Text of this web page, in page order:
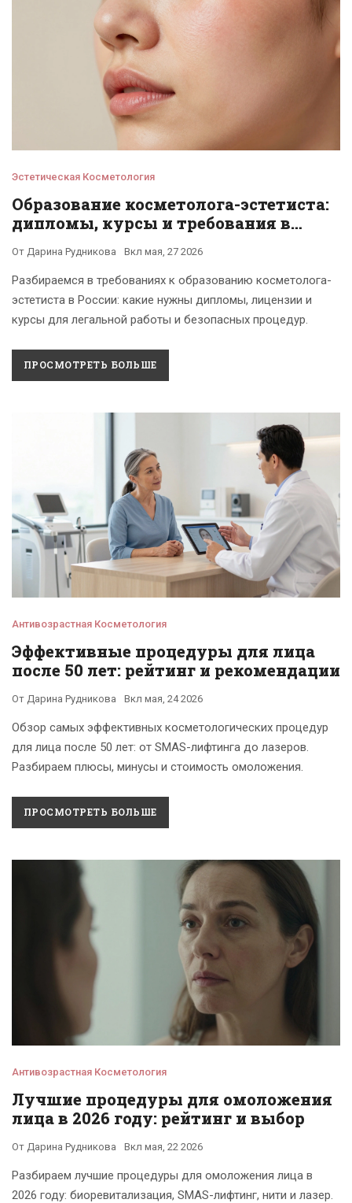
Эстетическая Косметология
Образование косметолога-эстетиста:
дипломы, курсы и требования в
От Дарина Рудникова Вкл мая, 27 2026
Разбираемся в требованиях к образованию косметолога-
эстетиста в России: какие нужны дипломы, лицензии и
курсы для легальной работы и безопасных процедур.
ПРОСМОТРЕТЬ БОЛЬШЕ
Антивозрастная Косметология
Эффективные процедуры для лица
после 50 лет: рейтинг и рекомендации
От Дарина Рудникова Вкл мая, 24 2026
Обзор самых эффективных косметологических процедур
для лица после 50 лет: от SMAS-лифтинга до лазеров.
Разбираем плюсы, минусы и стоимость омоложения.
ПРОСМОТРЕТЬ БОЛЬШЕ
Антивозрастная Косметология
Лучшие процедуры для омоложения
лица в 2026 году: рейтинг и выбор
От Дарина Рудникова Вкл мая, 22 2026
Разбираем лучшие процедуры для омоложения лица в
2026 году: биоревитализация, SMAS-лифтинг, нити и лазер.